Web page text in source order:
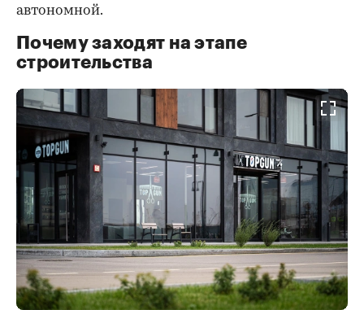
автономной.
Почему заходят на этапе
строительства